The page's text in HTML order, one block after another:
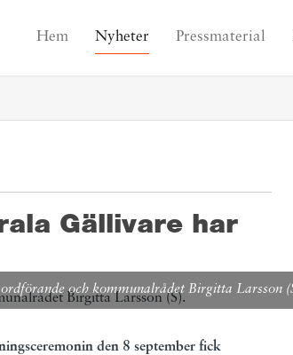
Hem Nyheter Pressmaterial
Gällivare har
och kommunalrådet Birgitta Larsson
den 8 september fick